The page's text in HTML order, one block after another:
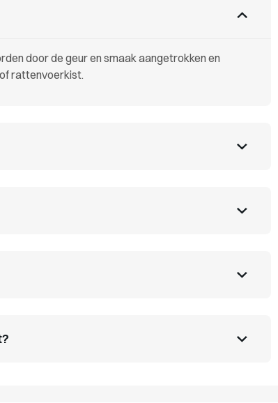
door de geur en smaak aangetrokken en
rattenvoerkist.